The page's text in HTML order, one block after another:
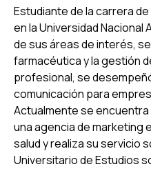
Estudiante de la carrera
en la Universidad Nacional
de sus áreas de interés,
farmacéutica y la gestión
profesional, se
comunicación para
Actualmente se
una agencia de marketing
salud y realiza su servicio
Universitario de Estudios